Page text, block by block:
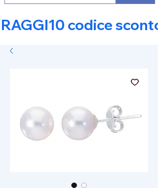
RAGGI10 codice